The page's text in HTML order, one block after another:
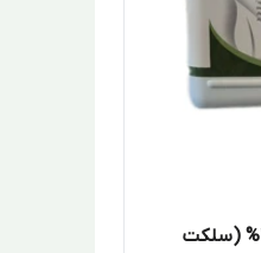
سم علفکش کلتودیم 24% (سلکت